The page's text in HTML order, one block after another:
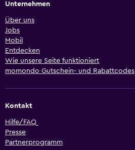
Unternehmen
Über uns
Jobs
Mobil
Entdecken
Wie unsere Seite funktioniert
momondo Gutschein- und Rabattcodes
Kontakt
Hilfe/FAQ
Presse
Partnerprogramm